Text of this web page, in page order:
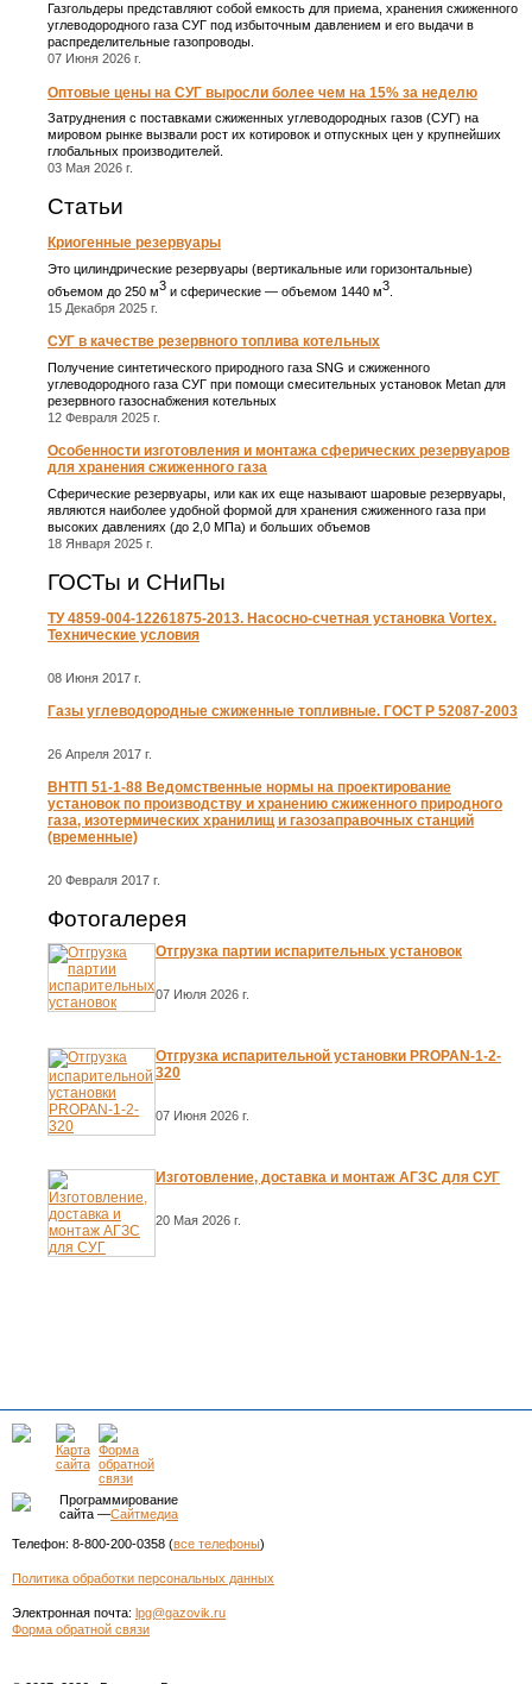
Газгольдеры представляют собой емкость для приема, хранения сжиженного
углеводородного газа СУГ под избыточным давлением и его выдачи в
распределительные газопроводы.
07 Июня 2026 г.
Оптовые цены на СУГ выросли более чем на 15% за неделю
Затруднения с поставками сжиженных углеводородных газов (СУГ) на
мировом рынке вызвали рост их котировок и отпускных цен у крупнейших
глобальных производителей.
03 Мая 2026 г.
Статьи
Криогенные резервуары
Это цилиндрические резервуары (вертикальные или горизонтальные)
объемом до 250 м3 и сферические ― объемом 1440 м3
15 Декабря 2025 г.
СУГ в качестве резервного топлива котельных
Получение синтетического природного газа SNG и сжиженного
углеводородного газа СУГ при помощи смесительных установок Metan для
резервного газоснабжения котельных
12 Февраля 2025 г.
Особенности изготовления и монтажа сферических резервуаров
для хранения сжиженного газа
Сферические резервуары, или как их еще называют шаровые резервуары,
являются наиболее удобной формой для хранения сжиженного газа при
высоких давлениях (до 2,0 МПа) и больших объемов
18 Января 2025 г.
ГОСТы и СНиПы
ТУ 4859-004-12261875-2013. Насосно-счетная установка Vortex.
Технические условия
08 Июня 2017 г.
Газы углеводородные сжиженные топливные. ГОСТ Р 52087-2003
26 Апреля 2017 г.
ВНТП 51-1-88 Ведомственные нормы на проектирование
установок по производству и хранению сжиженного природного
газа, изотермических хранилищ и газозаправочных станций
(временные)
20 Февраля 2017 г.
Фотогалерея
Отгрузка партии испарительных установок
07 Июля 2026 г.
Отгрузка испарительной установки PROPAN-1-2-
320
07 Июня 2026 г.
Изготовление, доставка и монтаж АГЗС для СУГ
20 Мая 2026 г.
Программирование
сайта —Сайтмедиа
Телефон: 8-800-200-0358 (все телефоны)
Политика обработки персональных данных
Электронная почта: lpg@gazovik.ru
Форма обратной связи